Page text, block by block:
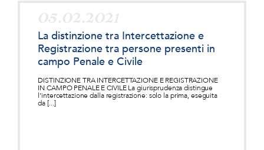
La distinzione tra Intercettazione e
Registrazione tra persone presenti in
campo Penale e Civile
DISTINZIONE TRA INTERCETTAZIONE E REGISTRAZIONE
IN CAMPO PENALE E CIVILE La giurisprudenza distingue
l’intercettazione dalla registrazione: solo la prima, eseguita
da [...]